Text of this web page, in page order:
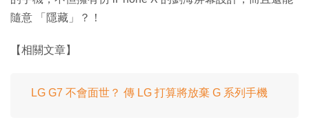
隨意 「隱藏」？！
【相關文章】
LG G7 不會面世？ 傳 LG 打算將放棄 G 系列手機